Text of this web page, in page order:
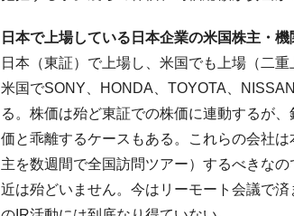
日本で上場している日本企業の米国株主・
日本（東証）で上場し、米国でも上場（二
米国でSONY、HONDA、TOYOTA、
る。株価は殆ど東証での株価に連動するが
価と乖離するケースもある。これらの会社
主を数週間で全国訪問ツアー）するべきな
近は殆どいません。今はリーモート会議で